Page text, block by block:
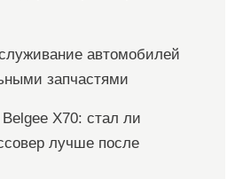
автомобилей
запчастями
X70: стал ли
лучше после